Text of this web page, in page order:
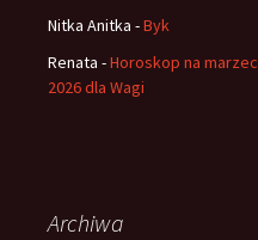
Nitka Anitka -Byk
Renata -Horoskop na marzec
2026 dla Wagi
Archiwa